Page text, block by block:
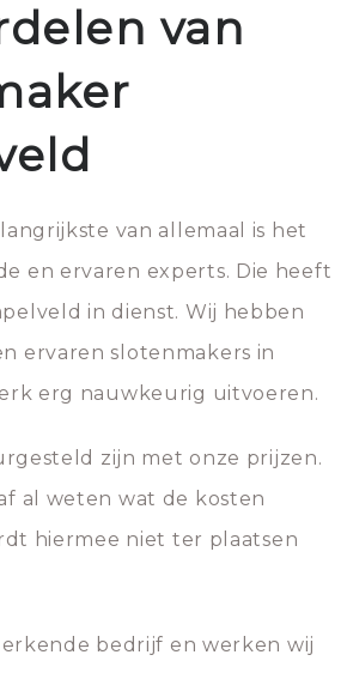
van
van allemaal is het
en ervaren experts. Die heeft
in dienst. Wij hebben
ervaren slotenmakers in
erg nauwkeurig uitvoeren.
zijn met onze prijzen.
al weten wat de kosten
hiermee niet ter plaatsen
bedrijf en werken wij